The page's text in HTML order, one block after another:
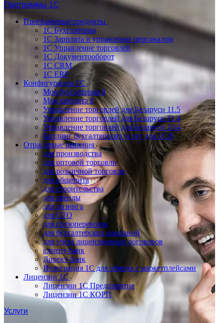
Программы 1С
Программные продукты
1С Бухгалтерия
1С Зарплата и управление персоналом
1С Управление торговлей
1С Документооборот
1С CRM
1С ERP
Конфигурации 1С
Моя бухгалтерия 8
Моя зарплата 8
Управление торговлей для Беларуси 11.5
Управление торговлей для Беларуси 11.4
Управление торговлей для Беларуси 10.4
Биллинг бухгалтерских услуг для 1С:8
Отраслевые решения
для производства
для оптовой торговли
для розничной торговли
для общепита
для строительства
для аренды
для лизинга
для СТО
для грузоперевозок
для бухгалтерских компаний
для учета лицензионных договоров
клиент-банк
Директ-банк
Интеграция 1C для обмена с маркетплейсами
Лицензии 1С
Лицензии 1С Предприятие
Лицензии 1С КОРП
Услуги